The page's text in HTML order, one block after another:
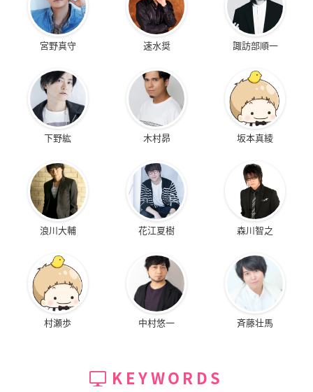
宮野真守 速水奨 諏訪部順一
下野紘 木村昴 坂本真綾
浪川大輔 花江夏樹 森川智之
村瀬歩 中村悠一 斉藤壮馬
KEYWORDS